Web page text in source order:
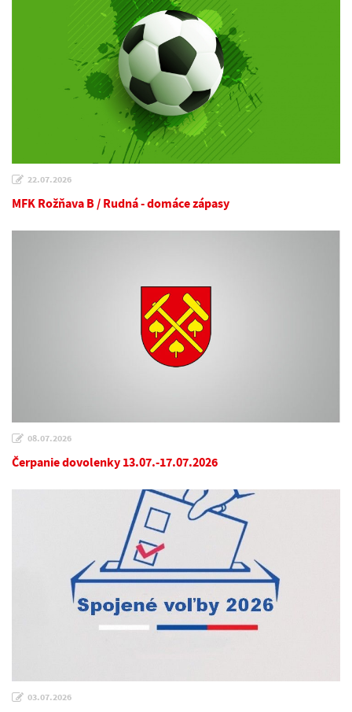
22.07.2026
MFK Rožňava B / Rudná - domáce zápasy
08.07.2026
Čerpanie dovolenky 13.07.-17.07.2026
03.07.2026